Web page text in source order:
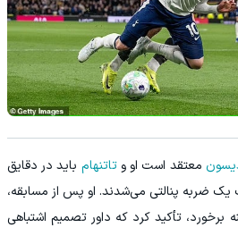
معتقد است او وتاتنهام باید در دقایق
ضربه پنالتی می‌شدند. او پس از مسابقه،
برخورد، تأکید کرد که داور تصمیم اشتباهی